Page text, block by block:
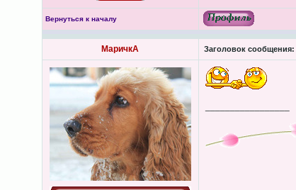
Вернуться к началу
МаричкА Заголовок сообщения: